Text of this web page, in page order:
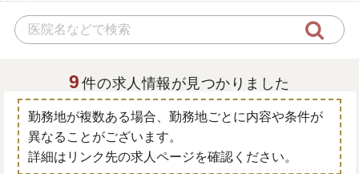
9 件の求人情報が見つかりました
勤務地が複数ある場合、勤務地ごとに内容や条件が
異なることがございます。
詳細はリンク先の求人ページを確認ください。